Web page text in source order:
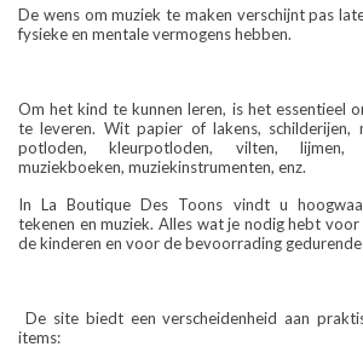
De wens om muziek te maken verschijnt pas
fysieke en mentale vermogens hebben.
Om het kind te kunnen leren, is het essentieel
te leveren. Wit papier of lakens, schilderijen,
potloden, kleurpotloden, vilten, lijmen,
muziekboeken, muziekinstrumenten, enz.
In La Boutique Des Toons vindt u
tekenen en muziek. Alles wat je nodig hebt
de kinderen en voor de bevoorrading gedurende
De site biedt een verscheidenheid aan
items: